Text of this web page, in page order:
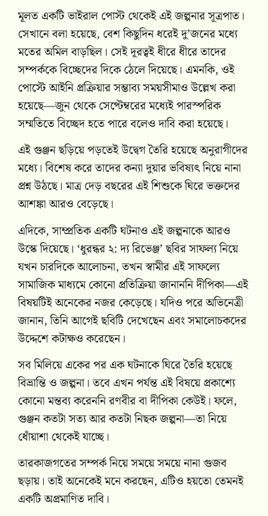
মূলত একটি ভাইরাল পোস্ট থেকেই এই জল্পনার সূত্রপাত।
সেখানে বলা হয়েছে, বেশ কিছুদিন ধরেই দু’জনের মধ্যে
মতের অমিল বাড়ছিল। সেই দূরত্বই ধীরে ধীরে তাদের
সম্পর্ককে বিচ্ছেদের দিকে ঠেলে দিয়েছে। এমনকি, ওই
পোস্টে আইনি প্রক্রিয়ার সম্ভাব্য সময়সীমাও উল্লেখ করা
হয়েছে—জুন থেকে সেপ্টেম্বরের মধ্যেই পারস্পরিক
সম্মতিতে বিচ্ছেদ হতে পারে বলেও দাবি করা হয়েছে।
এই গুঞ্জন ছড়িয়ে পড়তেই উদ্বেগ তৈরি হয়েছে অনুরাগীদের
মধ্যে। বিশেষ করে তাদের কন্যা দুয়ার ভবিষ্যৎ নিয়ে নানা
প্রশ্ন উঠছে। মাত্র দেড় বছরের এই শিশুকে ঘিরে ভক্তদের
আশঙ্কা আরও বেড়েছে।
এদিকে, সাম্প্রতিক একটি ঘটনাও এই জল্পনাকে আরও
উস্কে দিয়েছে। ‘ধুরন্ধর ২: দ্য রিভেঞ্জ’ ছবির সাফল্য নিয়ে
যখন চারদিকে আলোচনা, তখন স্বামীর এই সাফল্যে
সামাজিক মাধ্যমে কোনো প্রতিক্রিয়া জানাননি দীপিকা—এই
বিষয়টিই অনেকের নজর কেড়েছে। যদিও পরে অভিনেত্রী
জানান, তিনি আগেই ছবিটি দেখেছেন এবং সমালোচকদের
উদ্দেশে কটাক্ষও করেছেন।
সব মিলিয়ে একের পর এক ঘটনাকে ঘিরে তৈরি হয়েছে
বিভ্রান্তি ও জল্পনা। তবে এখন পর্যন্ত এই বিষয়ে প্রকাশ্যে
কোনো মন্তব্য করেননি রণবীর বা দীপিকা কেউই। ফলে,
গুঞ্জন কতটা সত্য আর কতটা নিছক জল্পনা—তা নিয়ে
ধোঁয়াশা থেকেই যাচ্ছে।
তারকাজগতের সম্পর্ক নিয়ে সময়ে সময়ে নানা গুজব
ছড়ায়। তাই অনেকেই মনে করছেন, এটিও হয়তো তেমনই
একটি অপ্রমাণিত দাবি।